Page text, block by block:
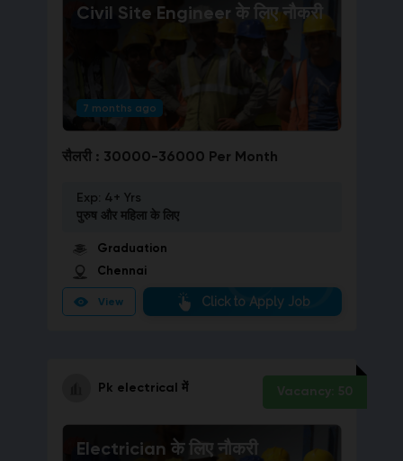
Civil Site Engineer के लिए नौकरी
7 months ago
सैलरी : 30000-36000 Per Month
Exp: 4+ Yrs
पुरुष और महिला के लिए
Graduation
Chennai
View Click to Apply Job
Pk electrical में
Electrician के लिए नौकरी